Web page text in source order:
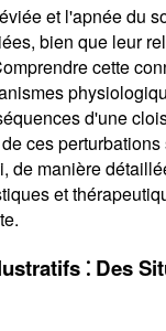
et l'apnée du
bien que leur
cette
d'une
ces
de manière
et
⁚ Des